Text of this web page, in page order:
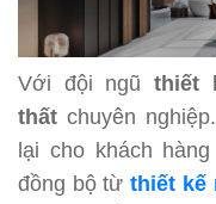
Với đội ngũthiết
thất chuyên nghiệp.
lại cho khách
đồng bộ từthiết kế